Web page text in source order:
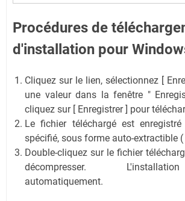
Procédures de
d'installation pour
Cliquez sur le lien, sélectionnez [
une valeur dans la fenêtre "
cliquez sur [ Enregistrer ] pour
Le fichier téléchargé est
spécifié, sous forme auto-extractible
Double-cliquez sur le fichier
décompresser.
automatiquement.